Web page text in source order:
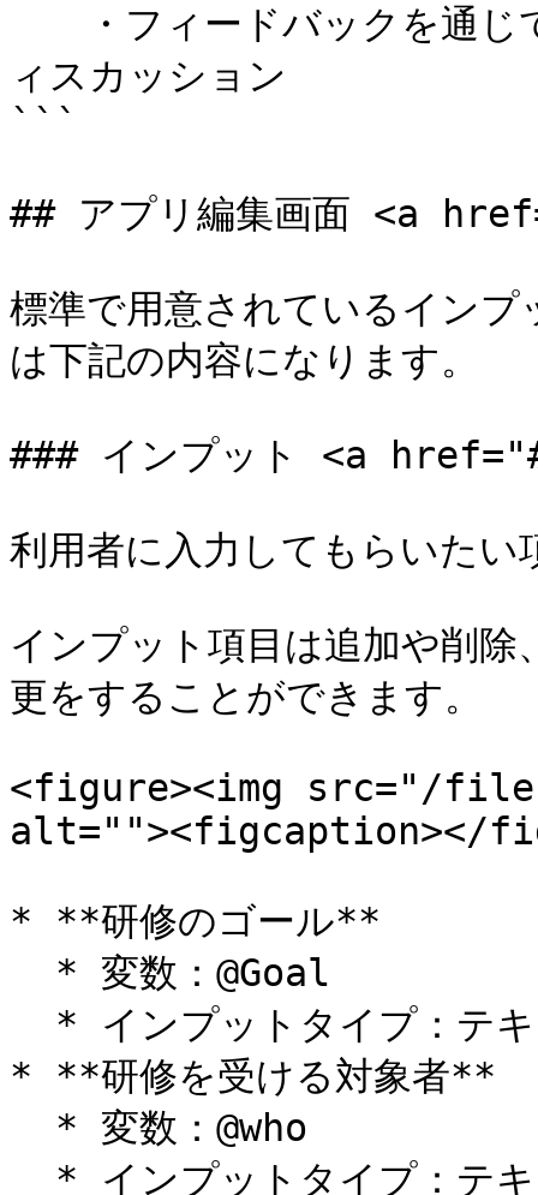
・フィードバックを通じ
ィスカッション
```
## アプリ編集画面 <a
標準で用意されているインプ
は下記の内容になります。
### インプット <a
利用者に入力してもらいた
インプット項目は追加や削
更をすることができます。
<figure><img src="/files/
alt=""><figcaption></
* **研修のゴール**
* **研修を受ける対象者**